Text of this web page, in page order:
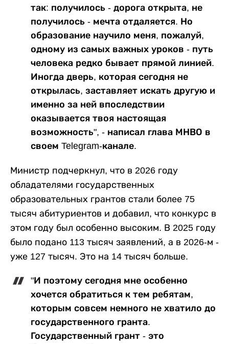
так: получилось - дорога открыта, не
получилось - мечта отдаляется. Но
образование научило меня, пожалуй,
одному из самых важных уроков - путь
человека редко бывает прямой линией.
Иногда дверь, которая сегодня не
открылась, заставляет искать другую и
именно за ней впоследствии
оказывается твоя настоящая
возможность", - написал глава МНВО в
своем Telegram-канале.
Министр подчеркнул, что в 2026 году
обладателями государственных
образовательных грантов стали более 75
тысяч абитуриентов и добавил, что конкурс в
этом году был особенно высоким. В 2025 году
было подано 113 тысяч заявлений, а в 2026-м -
уже 127 тысяч. Это на 14 тысяч больше.
"И поэтому сегодня мне особенно
хочется обратиться к тем ребятам,
которым совсем немного не хватило до
государственного гранта.
Государственный грант - это